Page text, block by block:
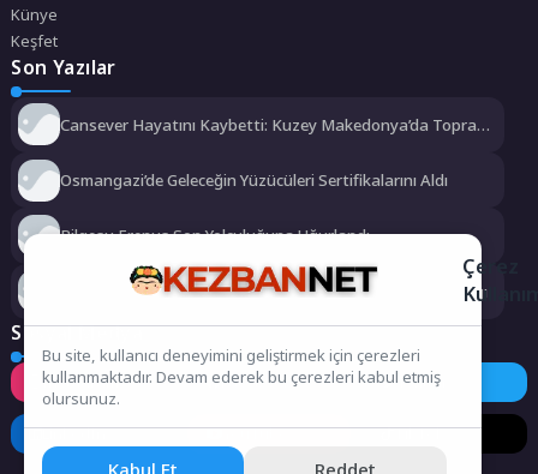
Künye
Keşfet
Son Yazılar
Cansever Hayatını Kaybetti: Kuzey Makedonya’da Toprağa
Osmangazi’de Geleceğin Yüzücüleri Sertifikalarını Aldı
Bilgesu Erenus Son Yolculuğuna Uğurlandı
Urla Belediyesi’nden ücretsiz üniversite tercih danışmanlığı
Sosyal Medya
Instagram Facebook Twitter
LinkedIn YouTube TikTok
Çerez
Bu site, kullanıcı deneyimini geliştirmek için çerezleri
kullanmaktadır. Devam ederek bu çerezleri kabul etmiş
olursunuz.
Kabul Et Reddet